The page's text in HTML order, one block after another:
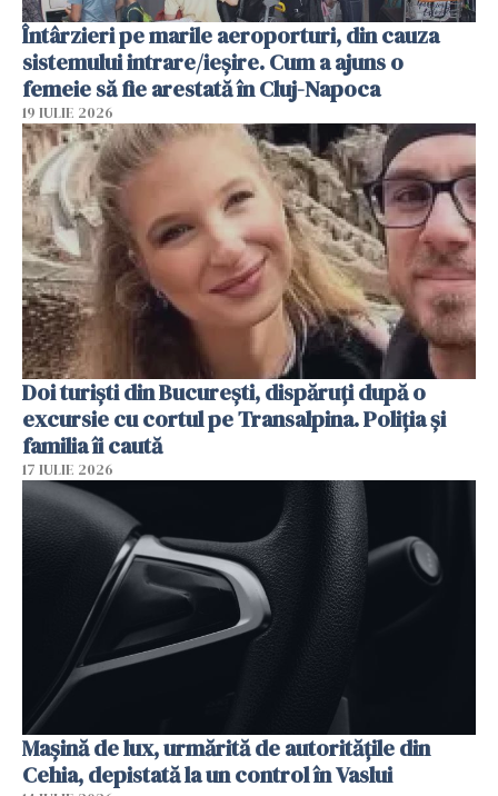
Întârzieri pe marile aeroporturi, din cauza
sistemului intrare/ieșire. Cum a ajuns o
femeie să fie arestată în Cluj-Napoca
19 IULIE 2026
Doi turiști din București, dispăruți după o
excursie cu cortul pe Transalpina. Poliția și
familia îi caută
17 IULIE 2026
Mașină de lux, urmărită de autoritățile din
Cehia, depistată la un control în Vaslui